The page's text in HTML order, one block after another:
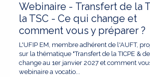
Webinaire - Transfert de la
la TSC - Ce qui change et
comment vous y préparer ?
L'UFIP EM, membre adhérent de l'AUFT,
sur la thématique "Transfert de la TICPE & de
change au 1er janvier 2027 et comment
webinaire a vocatio...